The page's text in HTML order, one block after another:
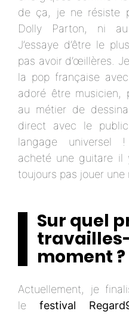
de ça, je ne résiste
Dolly Parton, ni
J’essaye d’être le
pas avoir d’œillères.
la pop française avec
adoré être musicien,
au métier de
direct avec le
langage universel !
acheté une guitare
toujours pas jouer une
Sur quel
moment ?
Actuellement, je
le festival